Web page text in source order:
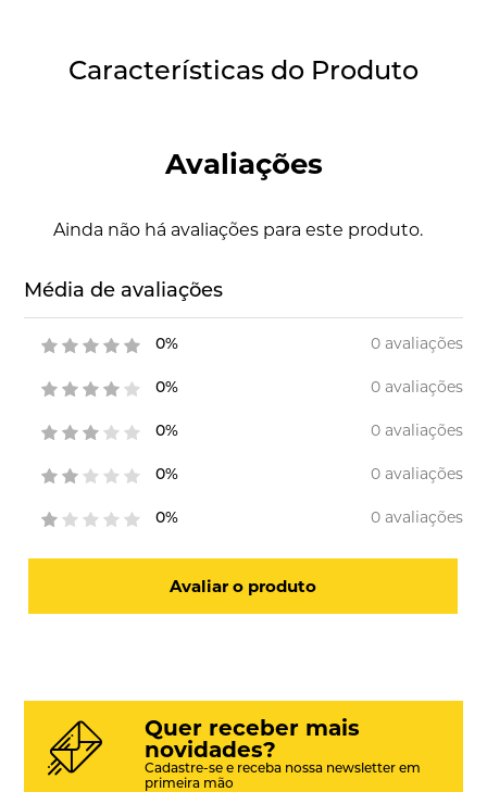
Características do Produto
Avaliações
Ainda não há avaliações para este produto.
Média de avaliações
0% 0 avaliações
0% 0 avaliações
0% 0 avaliações
0% 0 avaliações
0% 0 avaliações
Avaliar o produto
Quer receber mais
novidades?
Cadastre-se e receba nossa newsletter em
primeira mão